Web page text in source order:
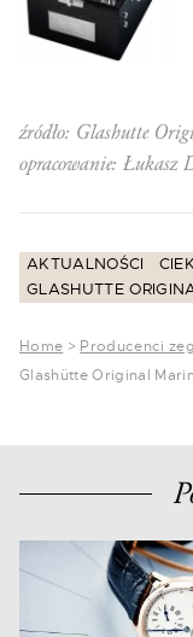
źródło: Glashutte
opracowanie: Łukasz
AKTUALNOŚCI
GLASHUTTE
Home > Producenci
Glashütte Original